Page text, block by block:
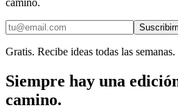
camino.
Gratis. Recibe ideas todas las semanas.
Siempre hay una
camino.